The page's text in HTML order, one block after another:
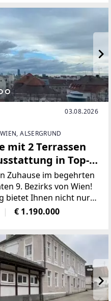
03.08.2026
ALSERGRUND
mit 2 Terrassen
in Top-
Zuhause im begehrten
9. Bezirks von Wien!
bietet Ihnen nicht nur
auch eine einzigartige
Ausblick über
€ 1.190.000